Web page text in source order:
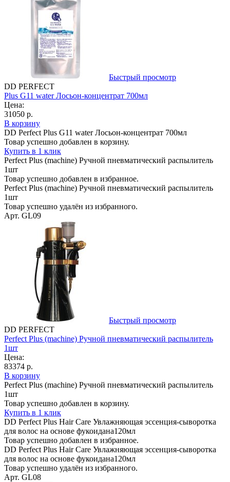
Быстрый просмотр
DD PERFECT
Plus G11 water Лосьон-концентрат 700мл
Цена:
31050 р.
В корзину
DD Perfect Plus G11 water Лосьон-концентрат 700мл
Товар успешно добавлен в корзину.
Купить в 1 клик
Perfect Plus (machine) Ручной пневматический распылитель
1шт
Товар успешно добавлен в избранное.
Perfect Plus (machine) Ручной пневматический распылитель
1шт
Товар успешно удалён из избранного.
Арт. GL09
Быстрый просмотр
DD PERFECT
Perfect Plus (machine) Ручной пневматический распылитель
1шт
Цена:
83374 р.
В корзину
Perfect Plus (machine) Ручной пневматический распылитель
1шт
Товар успешно добавлен в корзину.
Купить в 1 клик
DD Perfect Plus Hair Care Увлажняющая эссенция-cыворотка
для волос на основе фукоидана120мл
Товар успешно добавлен в избранное.
DD Perfect Plus Hair Care Увлажняющая эссенция-cыворотка
для волос на основе фукоидана120мл
Товар успешно удалён из избранного.
Арт. GL08